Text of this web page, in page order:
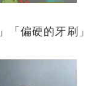
「偏硬的牙刷」